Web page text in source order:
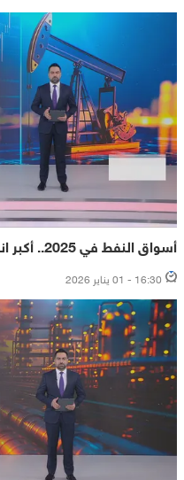
أسواق النفط في 2025.. أكبر انخفاض سنوي منذ 2020
16:30 - 01 يناير 2026